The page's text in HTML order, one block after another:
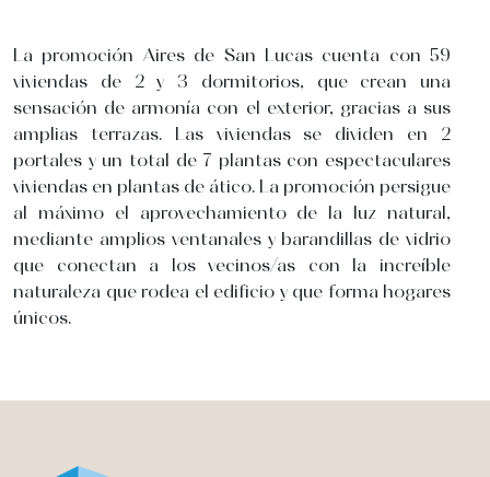
La promoción Aires de San Lucas cuenta con 59
viviendas de 2 y 3 dormitorios, que crean una
sensación de armonía con el exterior, gracias a sus
amplias terrazas. Las viviendas se dividen en 2
portales y un total de 7 plantas con espectaculares
viviendas en plantas de ático. La promoción persigue
al máximo el aprovechamiento de la luz natural,
mediante amplios ventanales y barandillas de vidrio
que conectan a los vecinos/as con la increíble
naturaleza que rodea el edificio y que forma hogares
únicos.